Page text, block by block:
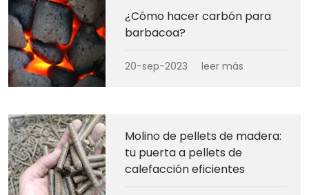
¿Cómo hacer carbón para
barbacoa?
20-sep-2023 leer más
Molino de pellets de madera:
tu puerta a pellets de
calefacción eficientes